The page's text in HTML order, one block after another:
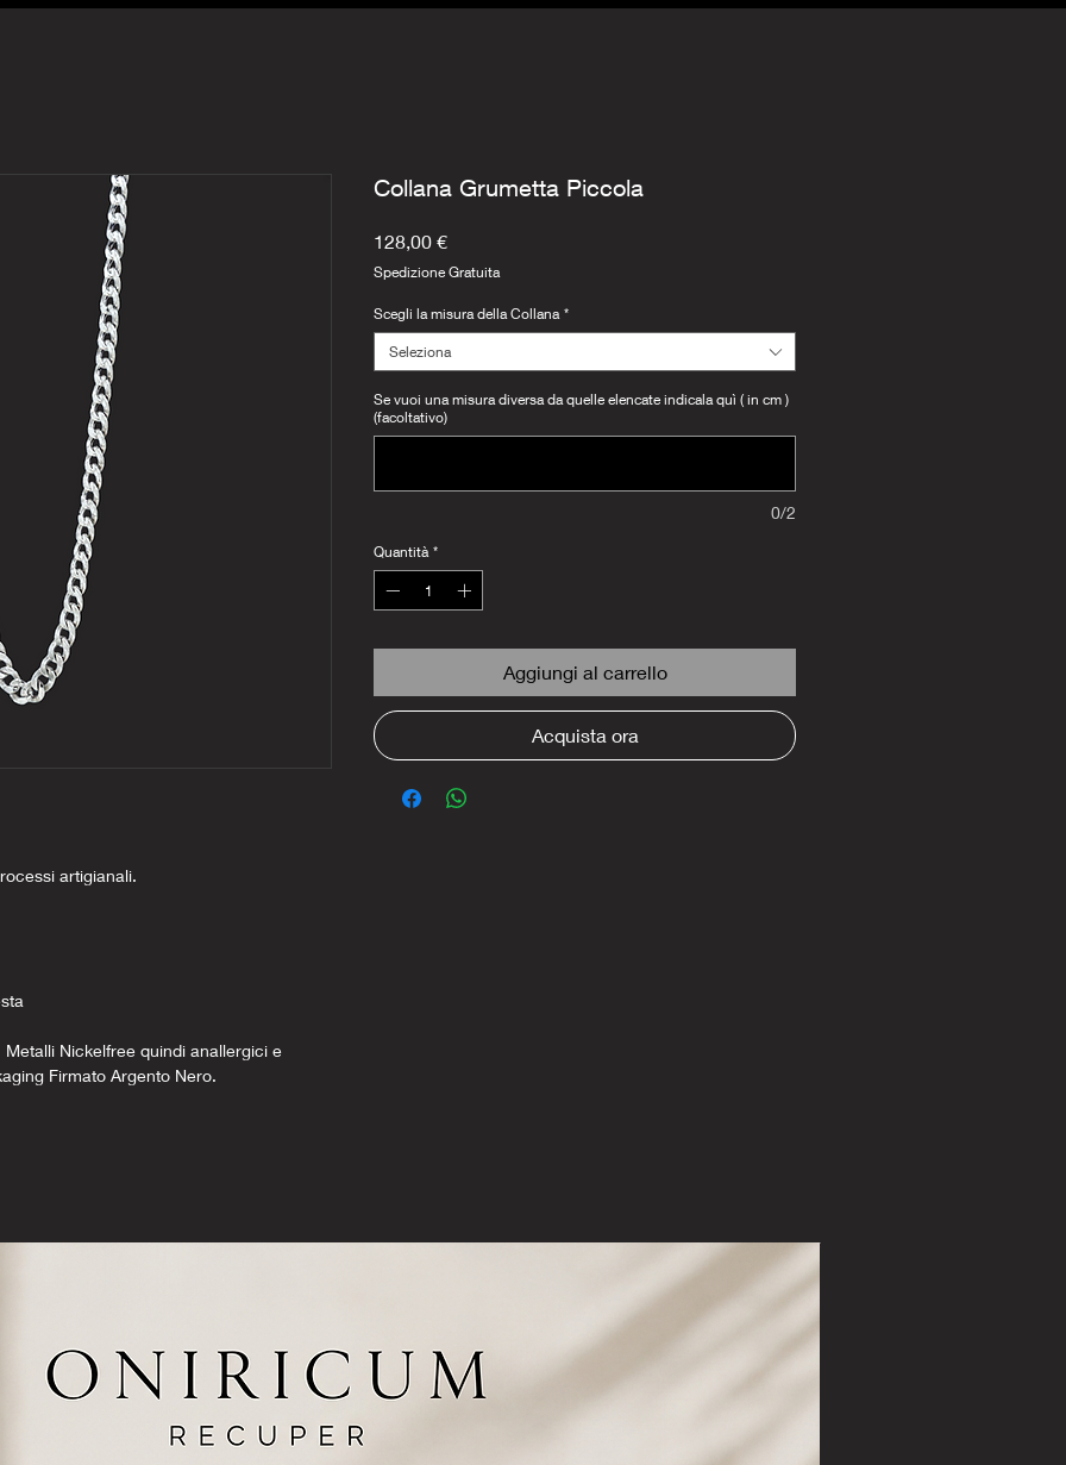
artigianali.
Nickelfree quindi anallergici e
Firmato Argento Nero.
Collana Grumetta Piccola
128,00 €Prezzo
Spedizione Gratuita
Scegli la misura della Collana *
Seleziona
Se vuoi una misura diversa da quelle elencate indicala quì ( in cm )
(facoltativo)
0/2
Quantità *
Aggiungi al carrello
Acquista ora